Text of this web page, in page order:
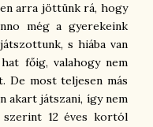
arra jöttünk rá, hogy
még a gyerekeink
s hiába van
főig, valahogy nem
De most teljesen más
akart játszani, így nem
szerint 12 éves kortól